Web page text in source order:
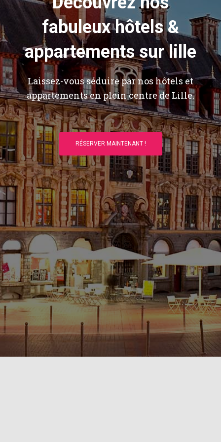
fabuleux hôtels &
appartements sur lille
Laissez-vous séduire par nos hôtels et
appartements en plein centre de Lille.
RÉSERVER MAINTENANT !